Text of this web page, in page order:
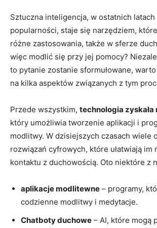
Sztuczna inteligencja, w ostatnich latach
popularności, staje się narzędziem,
różne zastosowania, także w sferze
więc modlić się przy jej pomocy?
to pytanie zostanie sformułowane,
na kilka aspektów związanych z tym
Przede wszystkim, technologia
który umożliwia tworzenie aplikacji i
modlitwy. W dzisiejszych czasach wiele
rozwiązań cyfrowych, które ułatwiają im
kontaktu z duchowością. Oto niektóre z
aplikacje modlitewne – programy,
codzienne modlitwy i medytacje.
Chatboty duchowe – AI, które mogą